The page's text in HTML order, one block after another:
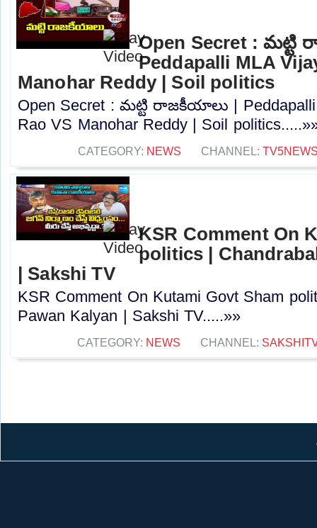
Open Secret :
Peddapalli MLA
Manohar Reddy | Soil politics
Open Secret : మట్టి రాజకీయాలు | Peddapalli
Rao VS Manohar Reddy | Soil
CATEGORY: NEWS CHANNEL:
KSR Comment On
politics |
| Sakshi TV
KSR Comment On Kutami Govt Sham
Pawan Kalyan | Sakshi TV.....»»
CATEGORY: NEWS CHANNEL: